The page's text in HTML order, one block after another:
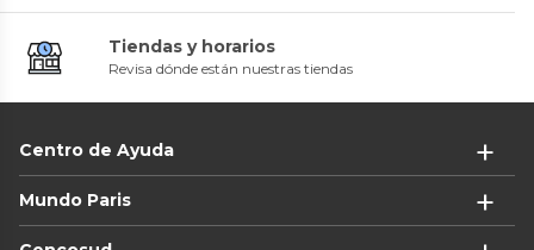
Tiendas y horarios
Revisa dónde están nuestras tiendas
Centro de Ayuda
Mundo Paris